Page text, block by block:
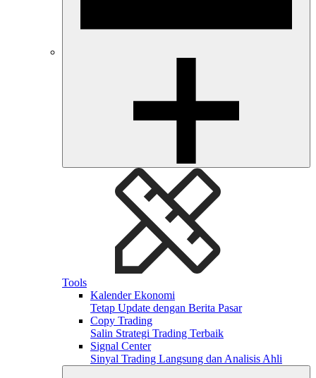
Tools
Kalender Ekonomi
Tetap Update dengan Berita Pasar
Copy Trading
Salin Strategi Trading Terbaik
Signal Center
Sinyal Trading Langsung dan Analisis Ahli